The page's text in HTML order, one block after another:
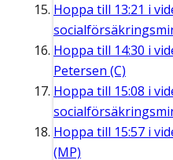
Hoppa till 13:21 i
Hoppa till 14:30 i
Petersen (C)
Hoppa till 15:08 i
Hoppa till 15:57 i
(MP)